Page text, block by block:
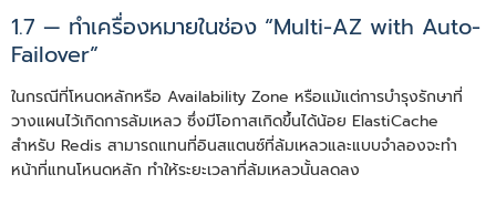
1.7 — ทำเครื่องหมายในช่อง “Multi-AZ with Auto-
Failover”
ในกรณีที่โหนดหลักหรือ Availability Zone หรือแม้แต่การบำรุงรักษาที่
วางแผนไว้เกิดการล้มเหลว ซึ่งมีโอกาสเกิดขึ้นได้น้อย ElastiCache
สำหรับ Redis สามารถแทนที่อินสแตนซ์ที่ล้มเหลวและแบบจำลองจะทำ
หน้าที่แทนโหนดหลัก ทำให้ระยะเวลาที่ล้มเหลวนั้นลดลง